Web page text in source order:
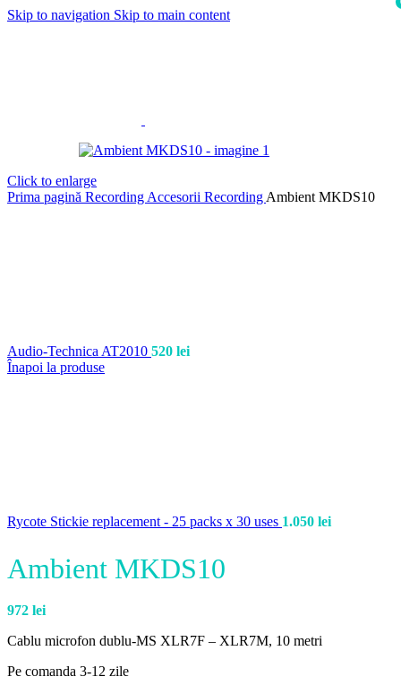
Skip to navigation Skip to main content
Click to enlarge
Prima pagină Recording Accesorii Recording Ambient MKDS10
Audio-Technica AT2010 520 lei
Înapoi la produse
Rycote Stickie replacement - 25 packs x 30 uses 1.050 lei
Ambient MKDS10
972 lei
Cablu microfon dublu-MS XLR7F – XLR7M, 10 metri
Pe comanda 3-12 zile